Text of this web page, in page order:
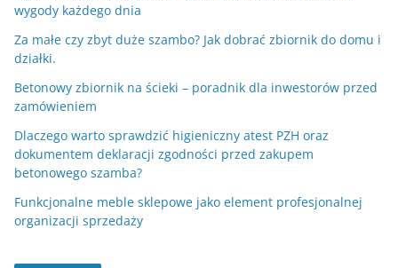
wygody każdego dnia
Za małe czy zbyt duże szambo? Jak dobrać zbiornik do domu i
działki.
Betonowy zbiornik na ścieki – poradnik dla inwestorów przed
zamówieniem
Dlaczego warto sprawdzić higieniczny atest PZH oraz
dokumentem deklaracji zgodności przed zakupem
betonowego szamba?
Funkcjonalne meble sklepowe jako element profesjonalnej
organizacji sprzedaży